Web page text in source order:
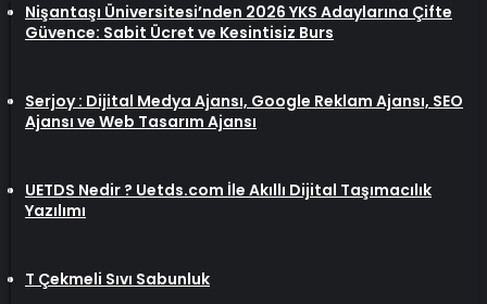
Nişantaşı Üniversitesi’nden 2026 YKS Adaylarına Çifte
Güvence: Sabit Ücret ve Kesintisiz Burs
Serjoy : Dijital Medya Ajansı, Google Reklam Ajansı, SEO
Ajansı ve Web Tasarım Ajansı
UETDS Nedir ? Uetds.com İle Akıllı Dijital Taşımacılık
Yazılımı
T Çekmeli Sıvı Sabunluk